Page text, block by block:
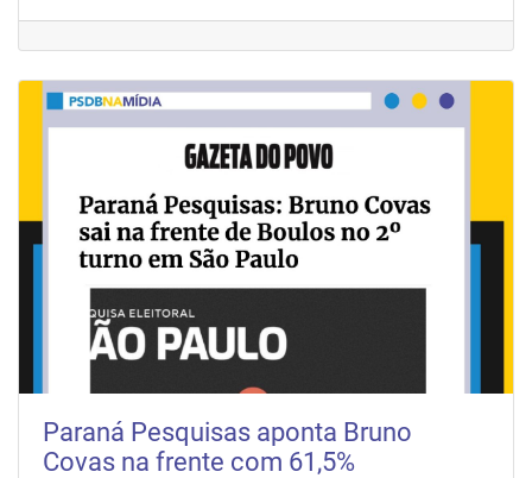
Paraná Pesquisas aponta Bruno
Covas na frente com 61,5%